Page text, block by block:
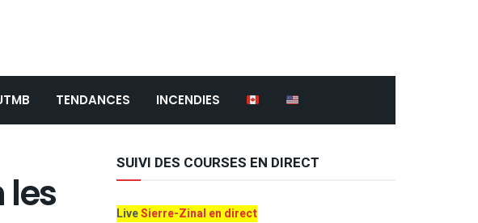
TENDANCES INCENDIES
les
SUIVI DES COURSES EN DIRECT
LiveSierre-Zinal en direct